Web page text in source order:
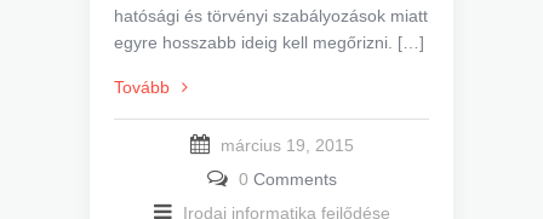
hatósági és törvényi szabályozások miatt
egyre hosszabb ideig kell megőrizni. […]
Tovább
március 19, 2015
0 Comments
Irodai informatika fejlődése